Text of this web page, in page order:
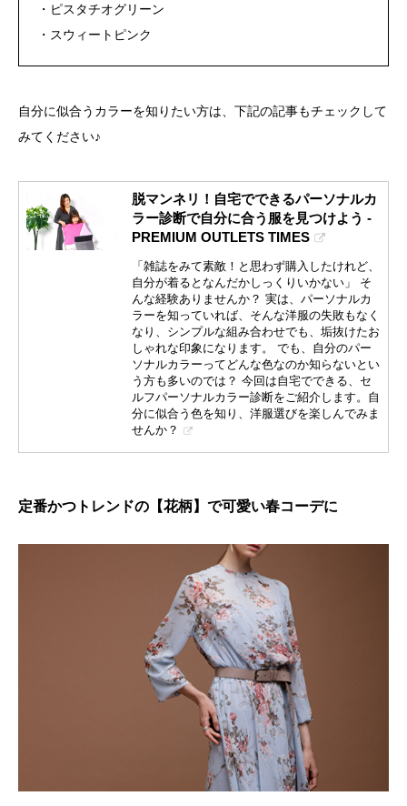
・ピスタチオグリーン
・スウィートピンク
自分に似合うカラーを知りたい方は、下記の記事もチェックして
みてください♪
脱マンネリ！自宅でできるパーソナルカ
ラー診断で自分に合う服を見つけよう -
PREMIUM OUTLETS TIMES
「雑誌をみて素敵！と思わず購入したけれど、
自分が着るとなんだかしっくりいかない」 そ
んな経験ありませんか？ 実は、パーソナルカ
ラーを知っていれば、そんな洋服の失敗もなく
なり、シンプルな組み合わせでも、垢抜けたお
しゃれな印象になります。 でも、自分のパー
ソナルカラーってどんな色なのか知らないとい
う方も多いのでは？ 今回は自宅でできる、セ
ルフパーソナルカラー診断をご紹介します。自
分に似合う色を知り、洋服選びを楽しんでみま
せんか？
定番かつトレンドの【花柄】で可愛い春コーデに